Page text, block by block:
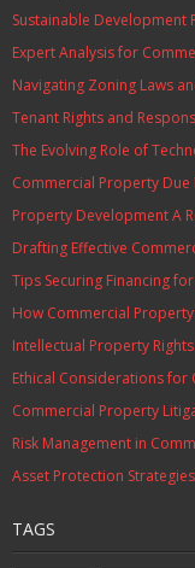
Sustainable Development
Expert Analysis for
Navigating Zoning Laws
Tenant Rights and
The Evolving Role of
Commercial Property Due
Property Development A
Drafting Effective
Tips Securing Financing
How Commercial
Intellectual Property
Ethical Considerations
Commercial Property
Risk Management in
Asset Protection
TAGS